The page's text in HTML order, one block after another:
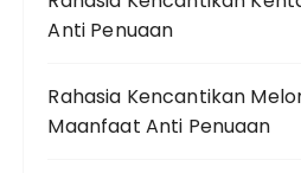
Anti Penuaan
Rahasia Kencantikan
Maanfaat Anti Penuaan